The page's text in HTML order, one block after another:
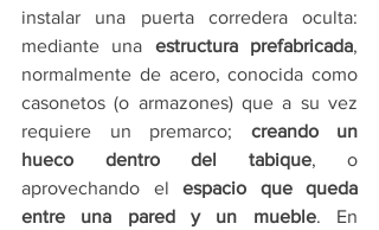
instalar una puerta corredera oculta:
mediante una estructura prefabricada,
normalmente de acero, conocida como
casonetos (o armazones) que a su vez
requiere un premarco; creando un
hueco dentro del tabique, o
aprovechando el espacio que queda
entre una pared y un mueble. En